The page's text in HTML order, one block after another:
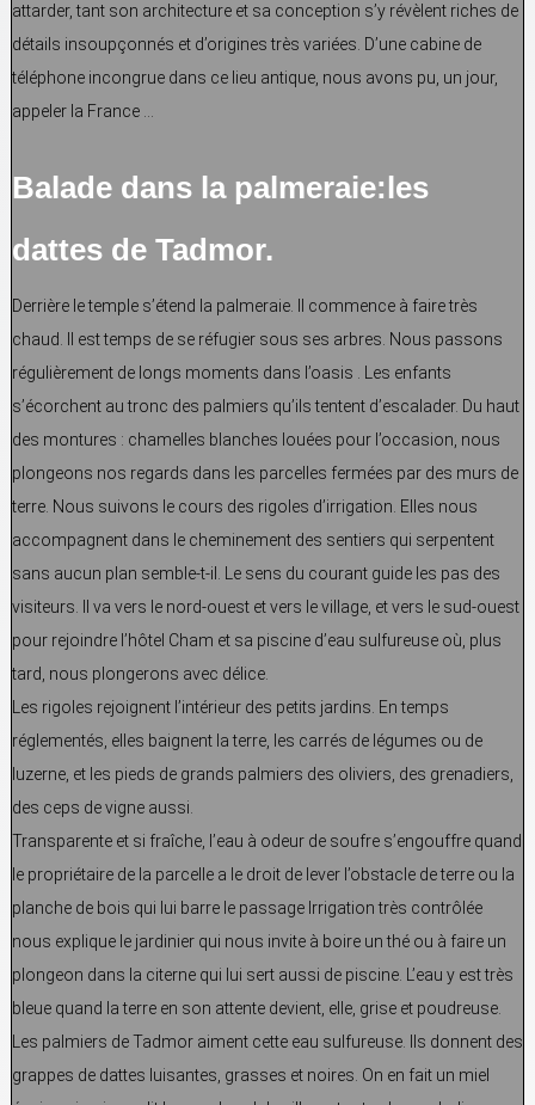
attarder, tant son architecture et sa conception s’y révèlent riches de
détails insoupçonnés et d’origines très variées. D’une cabine de
téléphone incongrue dans ce lieu antique, nous avons pu, un jour,
appeler la France …
Balade dans la palmeraie:les
dattes de Tadmor.
Derrière le temple s’étend la palmeraie. Il commence à faire très
chaud. Il est temps de se réfugier sous ses arbres. Nous passons
régulièrement de longs moments dans l’oasis . Les enfants
s’écorchent au tronc des palmiers qu’ils tentent d’escalader. Du haut
des montures : chamelles blanches louées pour l’occasion, nous
plongeons nos regards dans les parcelles fermées par des murs de
terre. Nous suivons le cours des rigoles d’irrigation. Elles nous
accompagnent dans le cheminement des sentiers qui serpentent
sans aucun plan semble-t-il. Le sens du courant guide les pas des
visiteurs. Il va vers le nord-ouest et vers le village, et vers le sud-ouest
pour rejoindre l’hôtel Cham et sa piscine d’eau sulfureuse où, plus
tard, nous plongerons avec délice.
Les rigoles rejoignent l’intérieur des petits jardins. En temps
réglementés, elles baignent la terre, les carrés de légumes ou de
luzerne, et les pieds de grands palmiers des oliviers, des grenadiers,
des ceps de vigne aussi.
Transparente et si fraîche, l’eau à odeur de soufre s’engouffre quand
le propriétaire de la parcelle a le droit de lever l’obstacle de terre ou la
planche de bois qui lui barre le passage Irrigation très contrôlée
nous explique le jardinier qui nous invite à boire un thé ou à faire un
plongeon dans la citerne qui lui sert aussi de piscine. L’eau y est très
bleue quand la terre en son attente devient, elle, grise et poudreuse.
Les palmiers de Tadmor aiment cette eau sulfureuse. Ils donnent des
grappes de dattes luisantes, grasses et noires. On en fait un miel